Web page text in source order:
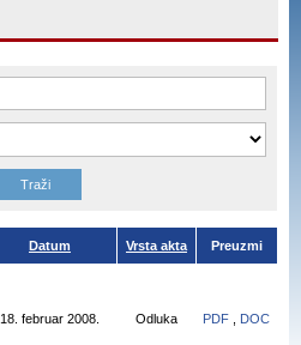
Datum Vrsta akta Preuzmi
18. februar 2008. Odluka PDF DOC